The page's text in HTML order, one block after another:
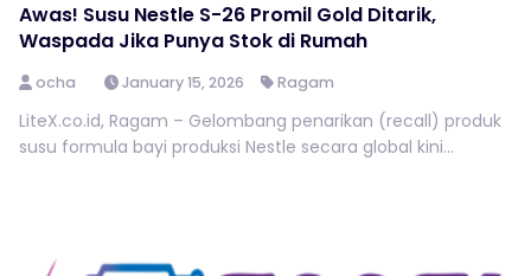
Awas! Susu Nestle S-26 Promil Gold Ditarik,
Waspada Jika Punya Stok di Rumah
ocha January 15, 2026 Ragam
LiteX.co.id, Ragam – Gelombang penarikan (recall) produk
susu formula bayi produksi Nestle secara global kini...